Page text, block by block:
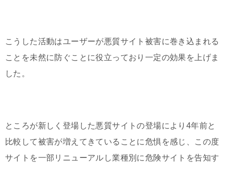
こうした活動はユーザーが悪質サイト被害に巻き込まれる
ことを未然に防ぐことに役立っており一定の効果を上げま
した。
ところが新しく登場した悪質サイトの登場により4年前と
比較して被害が増えてきていることに危惧を感じ、この度
サイトを一部リニューアルし業種別に危険サイトを告知す